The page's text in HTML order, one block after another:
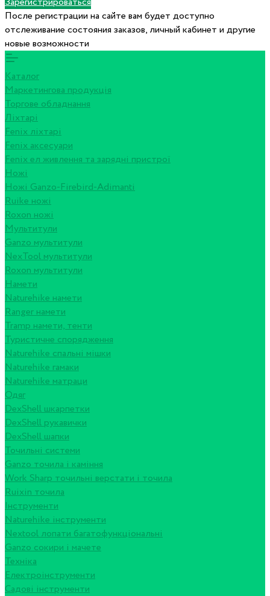
После регистрации на сайте вам будет доступно
отслеживание состояния заказов, личный кабинет и другие
новые возможности
Каталог
Маркетингова продукція
Торгове обладнання
Ліхтарі
Fenix ліхтарі
Fenix аксесуари
Fenix ел живлення та зарядні пристрої
Ножі
Ножі Ganzo-Firebird-Adimanti
Ruike ножі
Roxon ножi
Мультитули
Ganzo мультитули
NexTool мультитули
Roxon мультитули
Намети
Naturehike намети
Ranger намети
Tramp намети, тенти
Туристичне спорядження
Naturehike спальні мішки
Naturehike гамаки
Naturehike матраци
Одяг
DexShell шкарпетки
DexShell рукавички
DexShell шапки
Точильні системи
Ganzo точила і каміння
Work Sharp точильні верстати і точила
Ruixin точила
Інструменти
Naturehike інструменти
Nextool лопати багатофункціональні
Ganzo сокири і мачете
Техніка
Електроінструменти
Садові інструменти